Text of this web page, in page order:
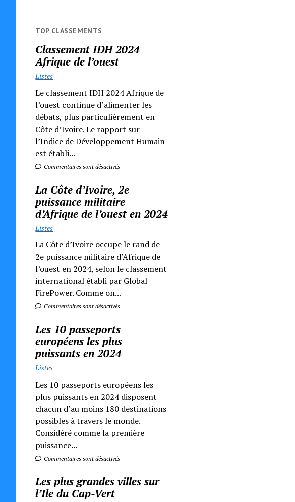
TOP CLASSEMENTS
Classement IDH 2024
Afrique de l’ouest
Listes
Le classement IDH 2024 Afrique de
l’ouest continue d’alimenter les
débats, plus particulièrement en
Côte d’Ivoire. Le rapport sur
l’Indice de Développement Humain
est établi...
Commentaires sont désactivés
La Côte d’Ivoire, 2e
puissance militaire
d’Afrique de l’ouest en 2024
Listes
La Côte d’Ivoire occupe le rand de
2e puissance militaire d’Afrique de
l’ouest en 2024, selon le classement
international établi par Global
FirePower. Comme on...
Commentaires sont désactivés
Les 10 passeports
européens les plus
puissants en 2024
Listes
Les 10 passeports européens les
plus puissants en 2024 disposent
chacun d’au moins 180 destinations
possibles à travers le monde.
Considéré comme la première
puissance...
Commentaires sont désactivés
Les plus grandes villes sur
l’Ile du Cap-Vert